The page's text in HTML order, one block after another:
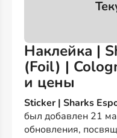
Наклейка |
(Foil) |
и цены
Sticker | Sharks
был добавлен 21
обновления,